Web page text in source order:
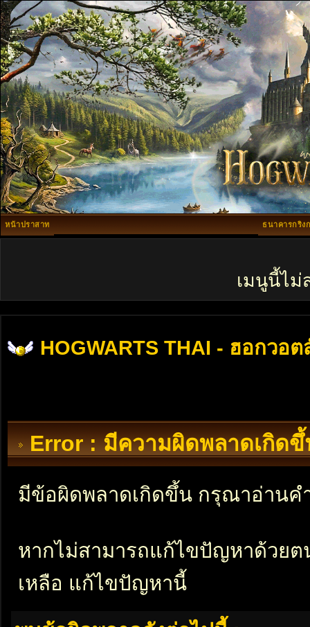
หน้าปราสาท ธนาคารกริง
เมนูนี้ไม่
HOGWARTS THAI - ฮอกวอต
Error : มีความผิดพลาดเกิดขึ้
มีข้อผิดพลาดเกิดขึ้น กรุณาอ่านค
หากไม่สามารถแก้ไขปัญหาด้วย
เหลือ แก้ไขปัญหานี้